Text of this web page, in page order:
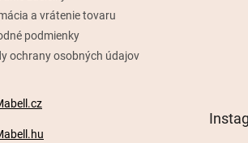
a vrátenie tovaru
podmienky
ochrany osobných údajov